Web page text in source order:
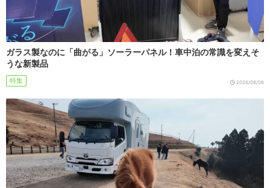
ガラス製なのに「曲がる」ソーラーパネル！車中泊の常識を変えそ
うな新製品
特集 2026/08/06